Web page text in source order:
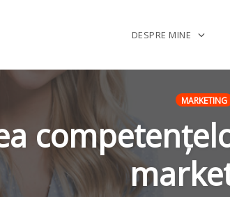
DESPRE MINE
MARKETING